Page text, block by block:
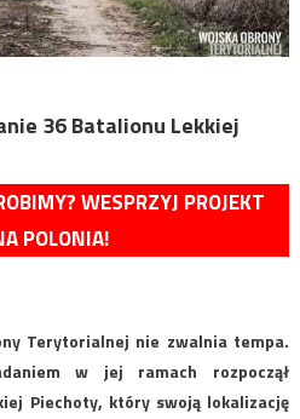
36 Batalionu Lekkiej
WESPRZYJ PROJEKT
POLONIA!
Terytorialnej nie zwalnia tempa.
w jej ramach rozpoczął
Piechoty, który swoją lokalizację